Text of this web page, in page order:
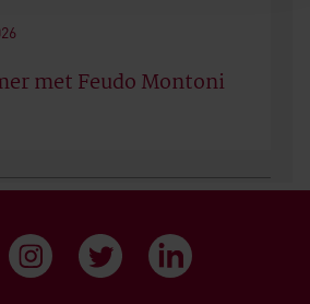
met Feudo Montoni